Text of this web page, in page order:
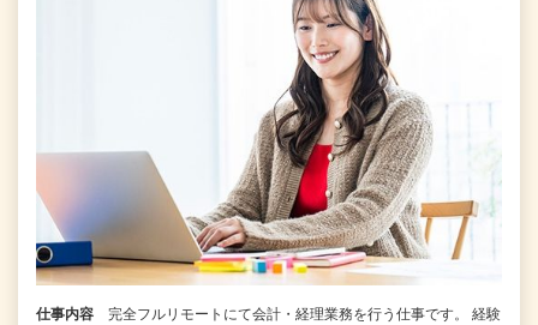
仕事内容
完全フルリモートにて会計・経理業務を行う仕事です。 経験